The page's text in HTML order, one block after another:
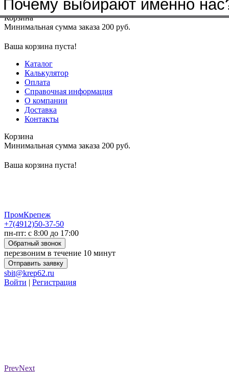
Меню+7(4912)50-37-50sbit@krep62.ru
Корзина
Минимальная сумма заказа 200 руб.
Ваша корзина пуста!
Каталог
Калькулятор
Оплата
Справочная информация
О компании
Доставка
Контакты
Корзина
Минимальная сумма заказа 200 руб.
Ваша корзина пуста!
ПромКрепеж
+7(4912)50-37-50
пн-пт: с 8:00 до 17:00
Обратный звонок
перезвоним в течение 10 минут
Отправить заявку
sbit@krep62.ru
Войти | Регистрация
PrevNext
Почему выбирают именно